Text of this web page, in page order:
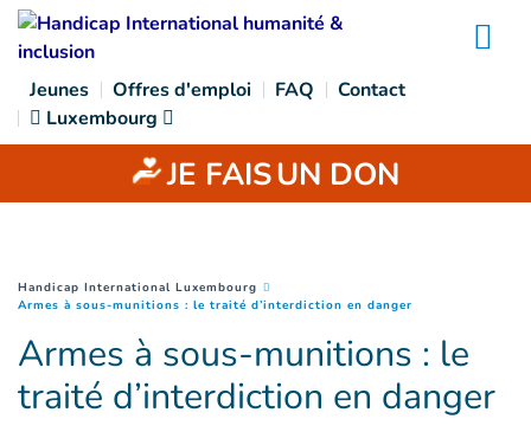
Goto main content
Jeunes Offres d'emploi FAQ
Contact
Luxembourg
JE FAISUN DON
You are here :
Handicap International Luxembourg
Armes à sous-munitions : le traité d’interdiction en danger
Armes à sous-munitions : le
traité d’interdiction en danger